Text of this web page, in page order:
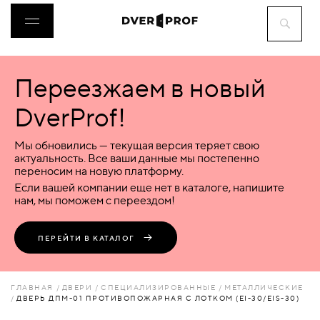
ДВЕРИ
ФУРНИТУРА
ВОРОТА
ПЕРЕГОРОДКИ
Переезжаем в новый
DverProf!
Мы обновились — текущая версия теряет свою
актуальность. Все ваши данные мы постепенно
переносим на новую платформу.
Если вашей компании еще нет в каталоге, напишите
нам, мы поможем с переездом!
ПЕРЕЙТИ В КАТАЛОГ
ГЛАВНАЯ ДВЕРИ СПЕЦИАЛИЗИРОВАННЫЕ
МЕТАЛЛИЧЕСКИЕ
ДВЕРЬ ДПМ-01 ПРОТИВОПОЖАРНАЯ С ЛОТКОМ (EI-30/EIS-30)